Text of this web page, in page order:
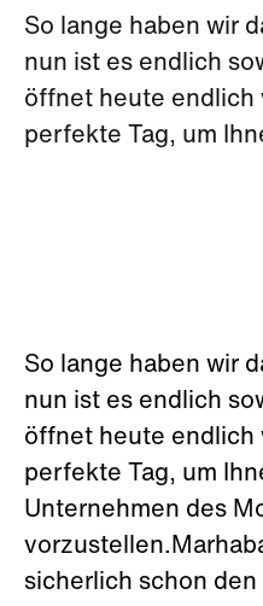
So lange haben wir
nun ist es endlich
öffnet heute endlich
perfekte Tag, um
So lange haben wir
nun ist es endlich
öffnet heute endlich
perfekte Tag, um
Unternehmen des
sicherlich schon